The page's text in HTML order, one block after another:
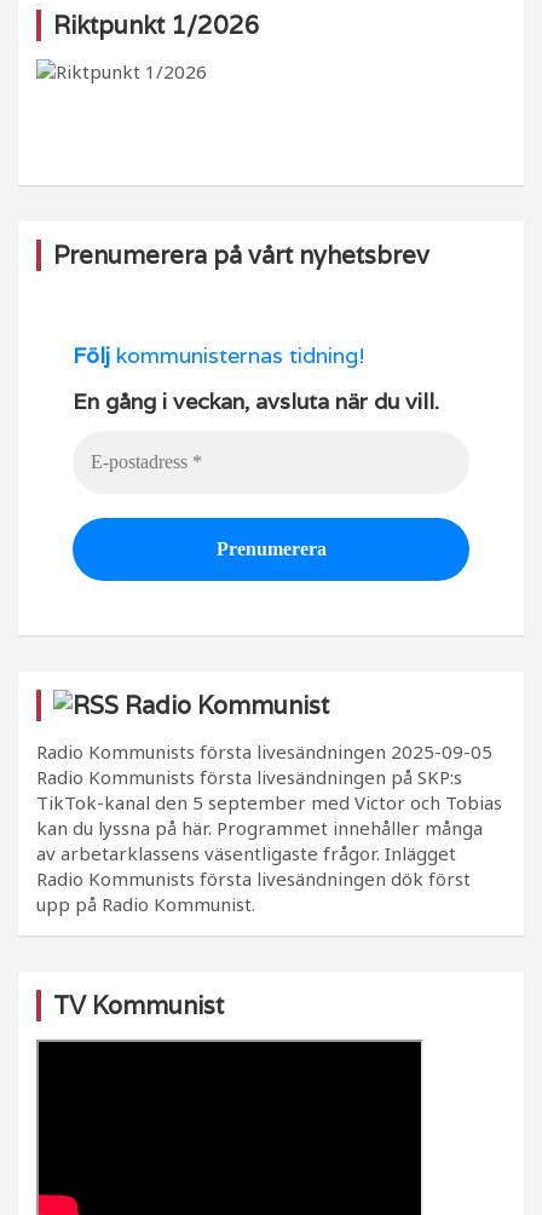
e
b
k
g
ra
o
k
Riktpunkt 1/2026
Prenumerera på vårt nyhetsbrev
Följ kommunisternas tidning!
En gång i veckan, avsluta när du vill.
Radio Kommunist
Radio Kommunists första livesändningen 2025-09-05
Radio Kommunists första livesändningen på SKP:s
TikTok-kanal den 5 september med Victor och Tobias
kan du lyssna på här. Programmet innehåller många
av arbetarklassens väsentligaste frågor. Inlägget
Radio Kommunists första livesändningen dök först
upp på Radio Kommunist.
TV Kommunist